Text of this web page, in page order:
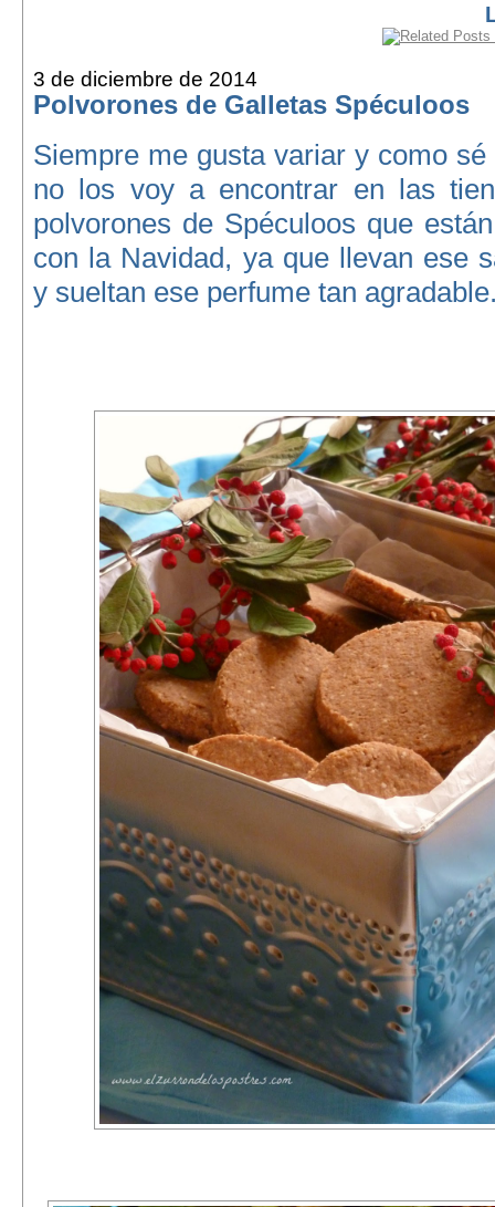
3 de diciembre de 2014
Polvorones de Galletas Spéculoos
Siempre me gusta variar y como
no los voy a encontrar en las
polvorones de Spéculoos que
con la Navidad, ya que llevan ese
y sueltan ese perfume tan